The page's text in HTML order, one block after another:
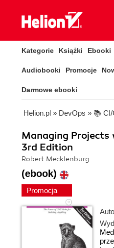
Kategorie Książki Ebooki
Audiobooki Promocje
Darmowe ebooki
Helion.pl » DevOps » 📚 CI/
Managing Projects
3rd Edition
Robert Mecklenburg
(ebook)
Promocja